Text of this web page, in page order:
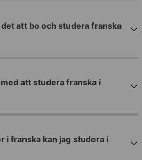
att bo och studera franska
att studera franska i
i franska kan jag studera i